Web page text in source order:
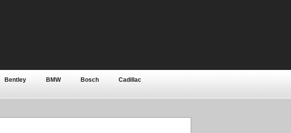
Bentley BMW Bosch Cadillac
Daihatsu Dodge Elektronik Ferrari